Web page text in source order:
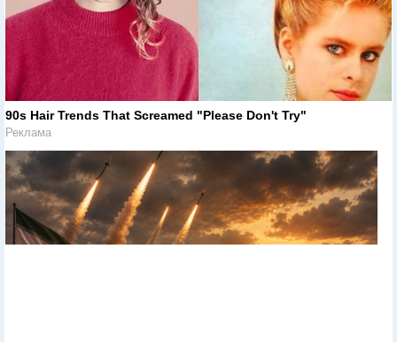
90s Hair Trends That Screamed "Please Don't Try"
Реклама